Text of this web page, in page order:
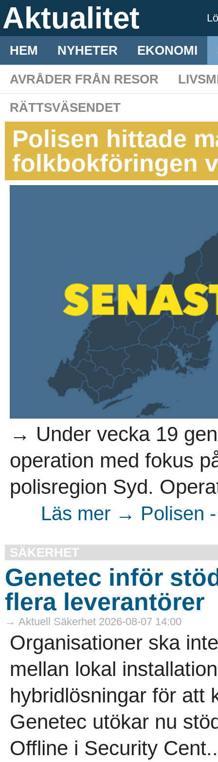
Aktualitet
HEM NYHETER EKONOMI
AVRÅDER FRÅN RESOR
RÄTTSVÄSENDET
Polisen hittade
folkbokföringen
→ Under vecka 19
operation med fokus
polisregion Syd.
Läs mer → Polisen
SÄKERHET
Genetec inför
flera leverantörer
→ Aktuell Säkerhet 2026-08-07 14:00
Organisationer ska
mellan lokal
hybridlösningar för att
Genetec utökar nu
Offline i Security Cent..